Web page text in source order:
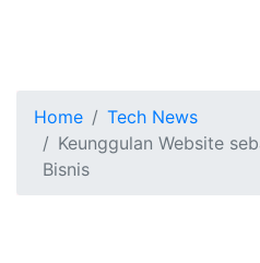
Home
Tech News
Keunggulan Website
Bisnis